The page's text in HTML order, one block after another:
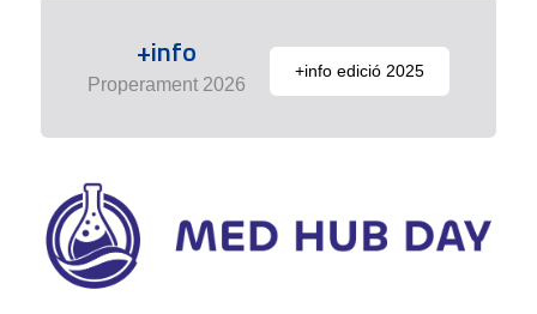
+info
Properament 2026
+info edició 2025